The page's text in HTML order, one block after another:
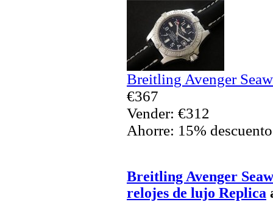
Breitling Avenger
€367
Vender: €312
Ahorre: 15% descuento
Breitling Avenger
relojes de lujo Replica